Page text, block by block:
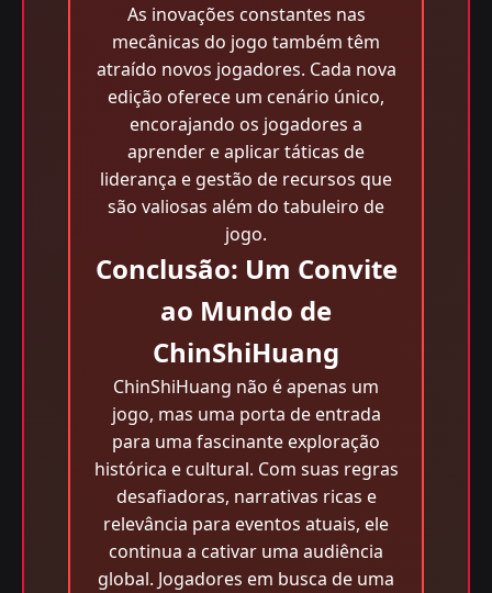
As inovações constantes nas
mecânicas do jogo também têm
atraído novos jogadores. Cada nova
edição oferece um cenário único,
encorajando os jogadores a
aprender e aplicar táticas de
liderança e gestão de recursos que
são valiosas além do tabuleiro de
jogo.
Conclusão: Um Convite
ao Mundo de
ChinShiHuang
ChinShiHuang não é apenas um
jogo, mas uma porta de entrada
para uma fascinante exploração
histórica e cultural. Com suas regras
desafiadoras, narrativas ricas e
relevância para eventos atuais, ele
continua a cativar uma audiência
global. Jogadores em busca de uma